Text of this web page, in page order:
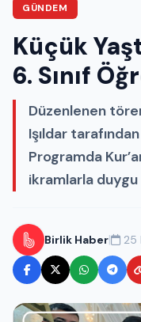
GÜNDEM
Küçük
6. Sınıf
Düzenlenen
Işıldar
Programda
ikramlarla duygu
Birlik Haber| 25